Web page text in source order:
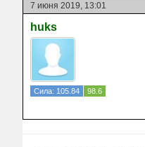
7 июня 2019, 13:01
huks
Сила: 105.84 98.6